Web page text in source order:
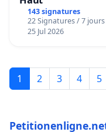
143 signatures
22 Signatures / 7 jours
25 Jul 2026
1 2 3 4 5